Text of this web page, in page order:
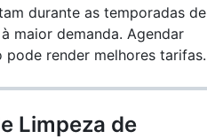
durante as temporadas de
maior demanda. Agendar
render melhores tarifas.
Limpeza de